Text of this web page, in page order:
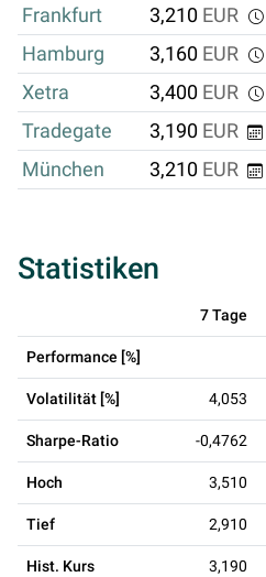
Frankfurt
3,210 EUR
Hamburg
3,160 EUR
Xetra
3,400 EUR
Tradegate
3,190 EUR
München
3,210 EUR
Statistiken
7 Tage
Performance [%]
Volatilität [%] 4,053
Sharpe-Ratio -0,4762
Hoch 3,510
Tief 2,910
Hist. Kurs 3,190